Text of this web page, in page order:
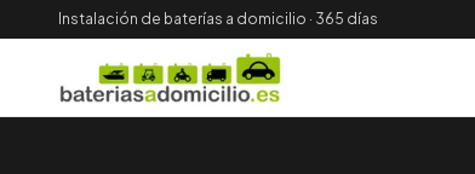
Instalación de baterías a domicilio · 365 días